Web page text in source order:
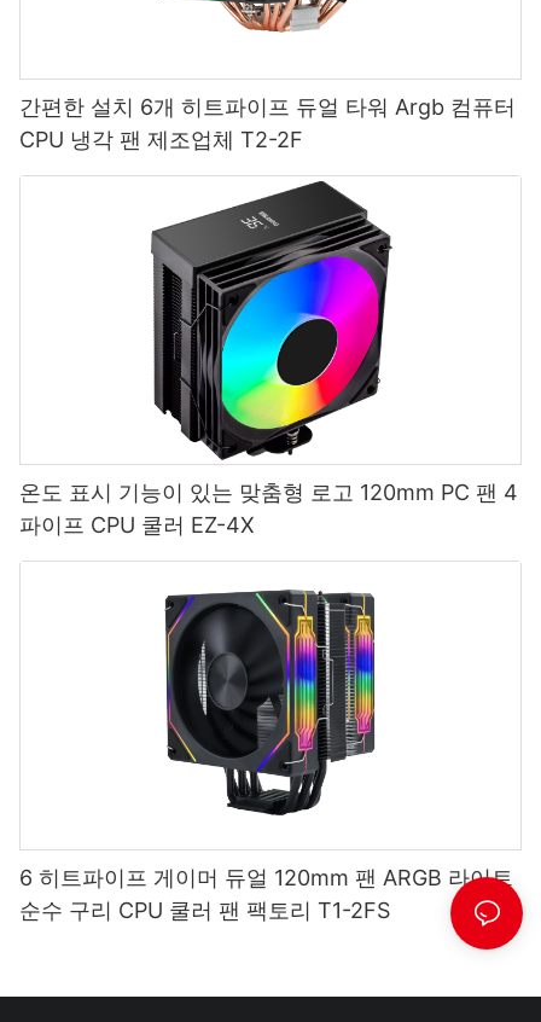
간편한 설치 6개 히트파이프 듀얼 타워 Argb 컴퓨터
CPU 냉각 팬 제조업체 T2-2F
온도 표시 기능이 있는 맞춤형 로고 120mm PC 팬 4
파이프 CPU 쿨러 EZ-4X
6 히트파이프 게이머 듀얼 120mm 팬 ARGB 라이트
순수 구리 CPU 쿨러 팬 팩토리 T1-2FS